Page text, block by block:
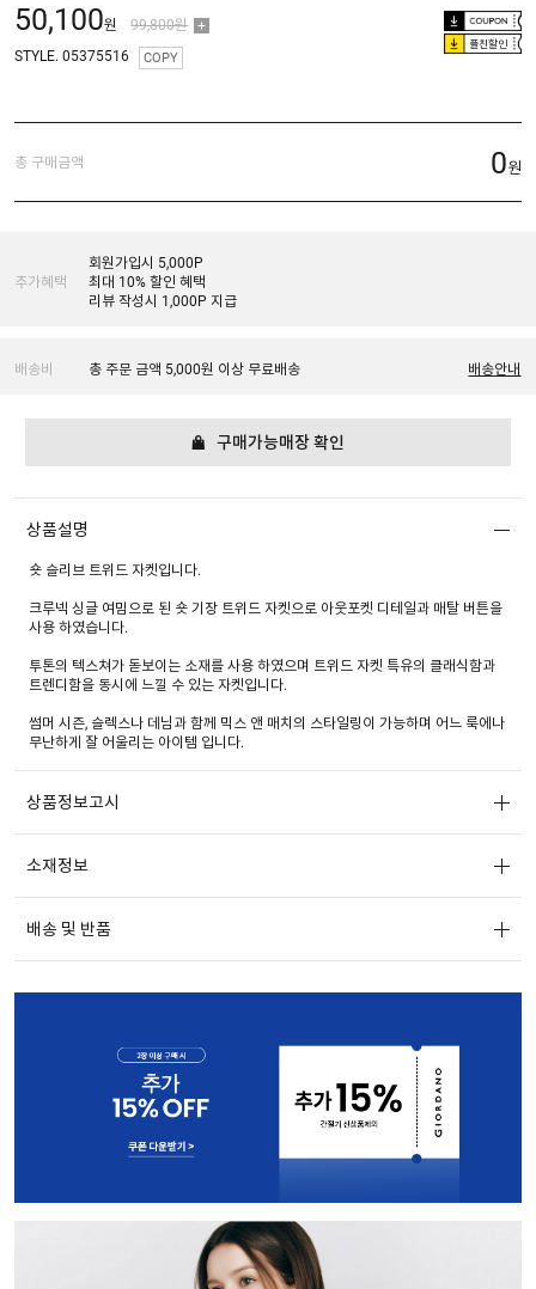
50,100원 99,800원
플친할인
STYLE. 05375516 COPY
총 구매금액 0원
추가혜택
회원가입시 5,000P
최대 10% 할인 혜택
리뷰 작성시 1,000P 지급
배송비 총 주문 금액 5,000원 이상 무료배송 배송안내
구매가능매장 확인
상품설명
숏 슬리브 트위드 자켓입니다.
크루넥 싱글 여밈으로 된 숏 기장 트위드 자켓으로 아웃포켓 디테일과 매탈 버튼을
사용 하였습니다.
투톤의 텍스쳐가 돋보이는 소재를 사용 하였으며 트위드 자켓 특유의 클래식함과
트렌디함을 동시에 느낄 수 있는 자켓입니다.
썸머 시즌, 슬렉스나 데님과 함께 믹스 앤 매치의 스타일링이 가능하며 어느 룩에나
무난하게 잘 어울리는 아이템 입니다.
상품정보고시
소재정보
배송 및 반품